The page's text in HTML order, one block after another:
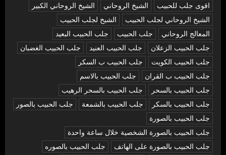
اقوى جلب للحبيب
الشيخ الروحاني
الشيخ الروحاني الكبير
الشيخ الروحاني لجلب الحبيب
الشيخ لجلب الحبيب
المعالج الروحاني
جلب الحبيب
جلب الحبيب البعيد
جلب الحبيب الزعلان
جلب الحبيب العنيد
جلب الحبيب الغضبان
جلب الحبيب الكويت
جلب الحبيب ب السكر
جلب الحبيب ب القران
جلب الحبيب بالاسم
جلب الحبيب بالسحر
جلب الحبيب بالسحر الرهيب
جلب الحبيب بالسكر
جلب الحبيب بالشمعة
جلب الحبيب بالصور
جلب الحبيب بالصورة
جلب الحبيب بالصورة الشخصية خلال ساعة واحدة
جلب الحبيب بالصورة على الهاتف
جلب الحبيب بالصوره